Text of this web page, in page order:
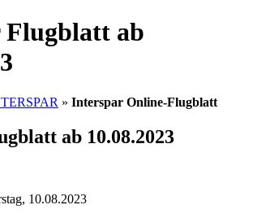
ab
» Interspar Online-Flugblatt
ab 10.08.2023
10.08.2023